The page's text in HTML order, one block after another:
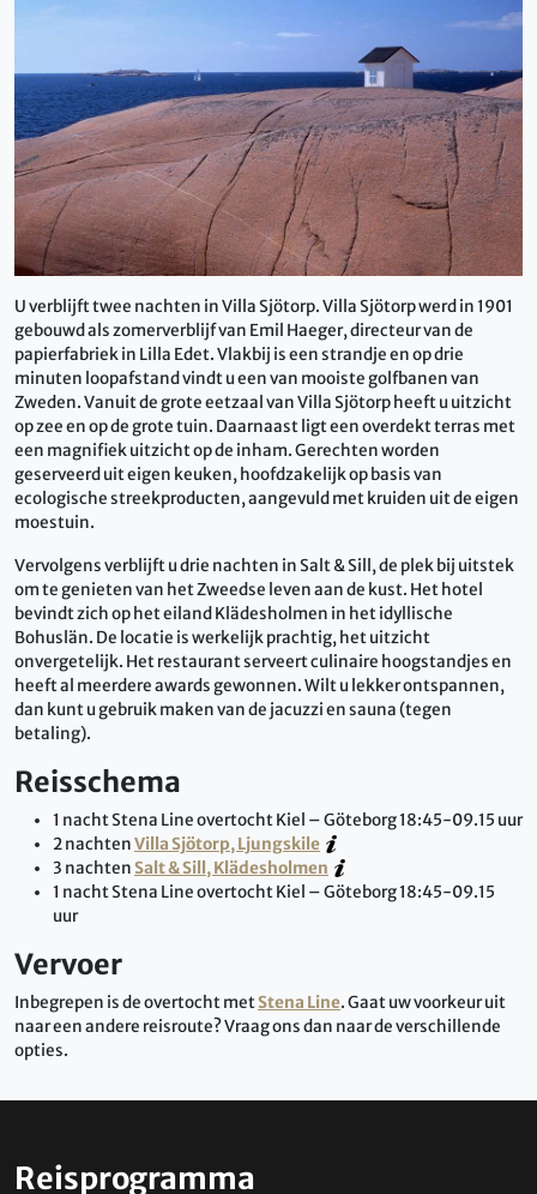
U verblijft twee nachten in Villa Sjötorp. Villa Sjötorp werd in 1901
gebouwd als zomerverblijf van Emil Haeger, directeur van de
papierfabriek in Lilla Edet. Vlakbij is een strandje en op drie
minuten loopafstand vindt u een van mooiste golfbanen van
Zweden. Vanuit de grote eetzaal van Villa Sjötorp heeft u uitzicht
op zee en op de grote tuin. Daarnaast ligt een overdekt terras met
een magnifiek uitzicht op de inham. Gerechten worden
geserveerd uit eigen keuken, hoofdzakelijk op basis van
ecologische streekproducten, aangevuld met kruiden uit de eigen
moestuin.
Vervolgens verblijft u drie nachten in Salt & Sill, de plek bij uitstek
om te genieten van het Zweedse leven aan de kust. Het hotel
bevindt zich op het eiland Klädesholmen in het idyllische
Bohuslän. De locatie is werkelijk prachtig, het uitzicht
onvergetelijk. Het restaurant serveert culinaire hoogstandjes en
heeft al meerdere awards gewonnen.Wilt u lekker ontspannen,
dan kunt u gebruik maken van de jacuzzi en sauna (tegen
betaling).
Reisschema
1 nacht Stena Line overtocht Kiel – Göteborg 18:45-09.15 uur
2 nachtenVilla Sjötorp, Ljungskile
3 nachtenSalt & Sill, Klädesholmen
1 nacht Stena Line overtocht Kiel – Göteborg 18:45-09.15
uur
Vervoer
Inbegrepen is de overtocht metStena Line. Gaat uw voorkeur uit
naar een andere reisroute? Vraag ons dan naar de verschillende
opties.
Reisprogramma